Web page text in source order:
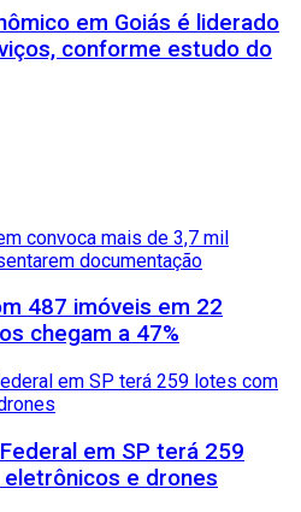
em Goiás é liderado
conforme estudo do
487 imóveis em 22
chegam a 47%
em SP terá 259
e drones